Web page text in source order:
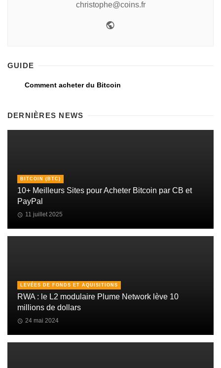
christophe@coins.fr
GUIDE
Comment acheter du Bitcoin
DERNIÈRES NEWS
BITCOIN (BTC)
10+ Meilleurs Sites pour Acheter Bitcoin par CB et
PayPal
11 juillet 2025
LEVÉES DE FONDS ET AQUISITIONS
RWA : le L2 modulaire Plume Network lève 10
millions de dollars
24 mai 2024